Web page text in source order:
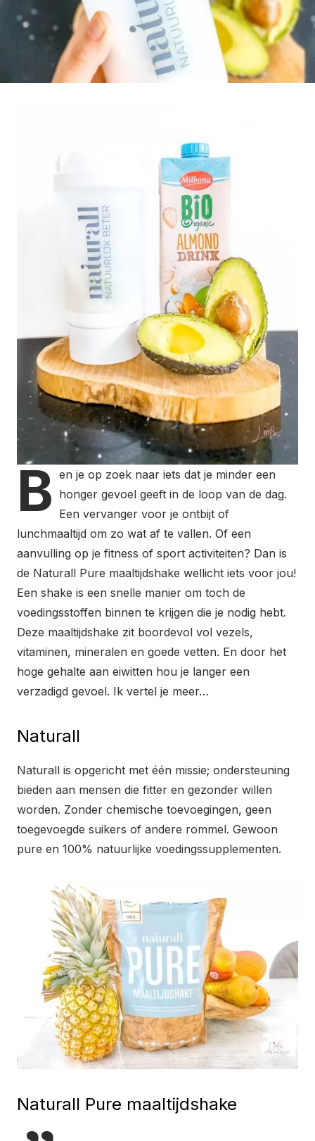
B en je op zoek naar iets dat je minder een
honger gevoel geeft in de loop van de dag.
Een vervanger voor je ontbijt of
lunchmaaltijd om zo wat af te vallen. Of een
aanvulling op je fitness of sport activiteiten? Dan is
de Naturall Pure maaltijdshake wellicht iets voor jou!
Een shake is een snelle manier om toch de
voedingsstoffen binnen te krijgen die je nodig hebt.
Deze maaltijdshake zit boordevol vol vezels,
vitaminen, mineralen en goede vetten. En door het
hoge gehalte aan eiwitten hou je langer een
verzadigd gevoel. Ik vertel je meer…
Naturall
Naturall is opgericht met één missie; ondersteuning
bieden aan mensen die fitter en gezonder willen
worden. Zonder chemische toevoegingen, geen
toegevoegde suikers of andere rommel. Gewoon
pure en 100% natuurlijke voedingssupplementen.
Naturall Pure maaltijdshake